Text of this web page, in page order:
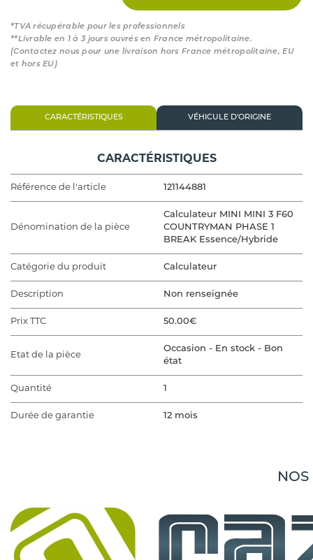
*TVA récupérable pour les professionnels
**Livrable en 1 à 3 jours ouvrés en France métropolitaine.
(Contactez nous pour une livraison hors France métropolitaine, EU
et hors EU)
CARACTÉRISTIQUES VÉHICULE D'ORIGINE
CARACTÉRISTIQUES
Référence de l'article 121144881
Dénomination de la pièce
Calculateur MINI MINI 3 F60
COUNTRYMAN PHASE 1
BREAK Essence/Hybride
Catégorie du produit Calculateur
Description Non renseignée
Prix TTC 50.00€
Etat de la pièce
Occasion - En stock - Bon
état
Quantité 1
Durée de garantie 12 mois
Modèle du véhicule
MINI 3 F60 COUNTRYMAN
PHASE 1 BREAK
NOS